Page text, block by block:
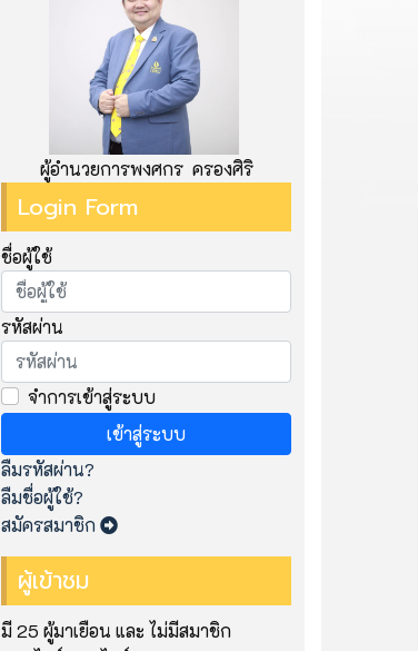
ผู้อำนวยการพงศกร ครองศิริ
Login Form
ชื่อผู้ใช้
รหัสผ่าน
จำการเข้าสู่ระบบ
เข้าสู่ระบบ
ลืมรหัสผ่าน?
ลืมชื่อผู้ใช้?
สมัครสมาชิก
ผู้เข้าชม
มี 25 ผู้มาเยือน และ ไม่มีสมาชิก